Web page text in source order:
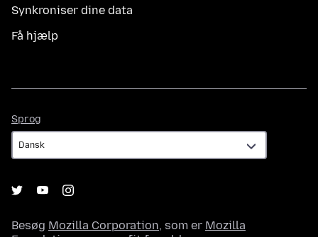
Synkroniser dine data
Få hjælp
Sprog
Besøg Mozilla Corporation, som er Mozilla